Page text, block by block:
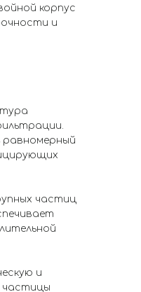
корпус
и
частиц
и
частицы